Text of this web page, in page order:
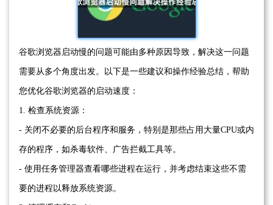
谷歌浏览器启动慢的问题可能由多种原因导致，解决这一问题
需要从多个角度出发。以下是一些建议和操作经验总结，帮助
您优化谷歌浏览器的启动速度：
1. 检查系统资源：
- 关闭不必要的后台程序和服务，特别是那些占用大量CPU或内
存的程序，如杀毒软件、广告拦截工具等。
- 使用任务管理器查看哪些进程在运行，并考虑结束这些不需
要的进程以释放系统资源。